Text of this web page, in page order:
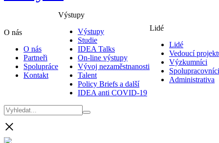
O nás
O nás
Partneři
Spolupráce
Kontakt
Výstupy
Výstupy
Studie
IDEA Talks
On-line výstupy
Vývoj nezaměstnanosti
Talent
Policy Briefs a další
IDEA anti COVID-19
Lidé
Lidé
Vedoucí
Výzkumníci
Spolupracovníci
Administrativa
×